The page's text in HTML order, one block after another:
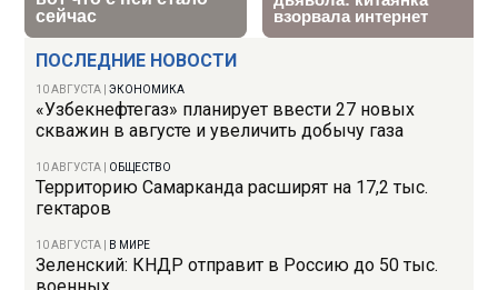
ПОСЛЕДНИЕ НОВОСТИ
10 АВГУСТА |ЭКОНОМИКА
«Узбекнефтегаз» планирует ввести 27 новых
скважин в августе и увеличить добычу газа
10 АВГУСТА ОБЩЕСТВО
Территорию Самарканда расширят на 17,2 тыс.
гектаров
10 АВГУСТА В МИРЕ
Зеленский: КНДР отправит в Россию до 50 тыс.